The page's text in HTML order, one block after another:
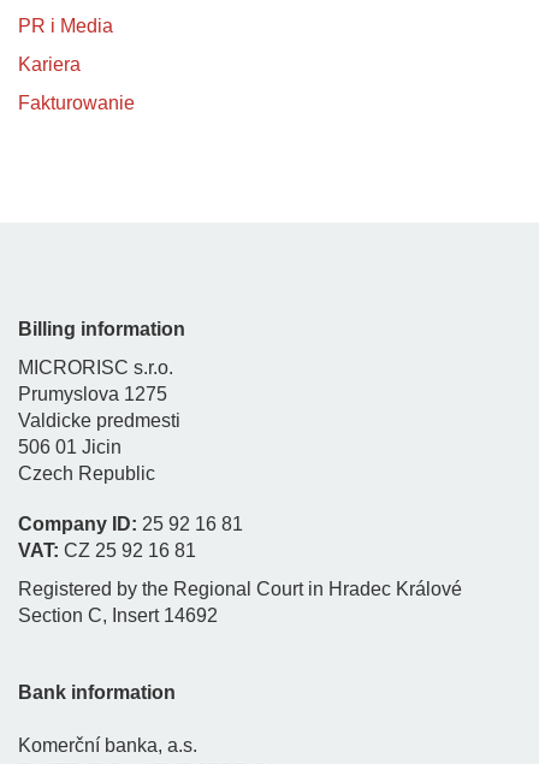
PR i Media
Kariera
Fakturowanie
Billing information
MICRORISC s.r.o.
Prumyslova 1275
Valdicke predmesti
506 01 Jicin
Czech Republic
Company ID: 25 92 16 81
VAT: CZ 25 92 16 81
Registered by the Regional Court in Hradec Králové
Section C, Insert 14692
Bank information
Komerční banka, a.s.